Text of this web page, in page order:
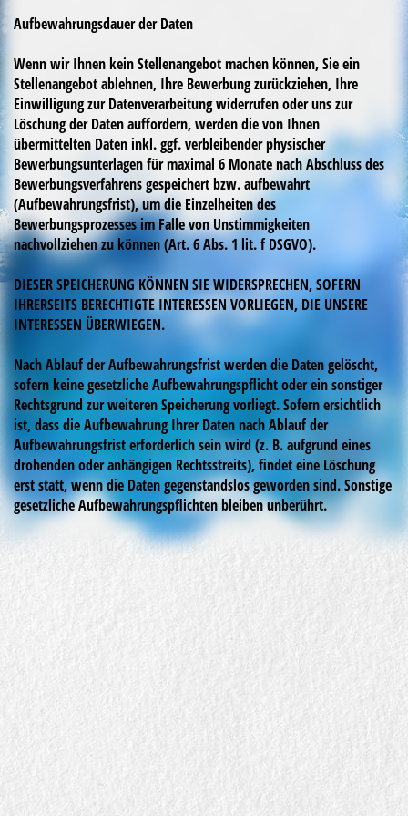
Aufbewahrungsdauer der Daten
Wenn wir Ihnen kein Stellenangebot machen können, Sie ein
Stellenangebot ablehnen, Ihre Bewerbung zurückziehen, Ihre
Einwilligung zur Datenverarbeitung widerrufen oder uns zur
Löschung der Daten auffordern, werden die von Ihnen
übermittelten Daten inkl. ggf. verbleibender physischer
Bewerbungsunterlagen für maximal 6 Monate nach Abschluss des
Bewerbungsverfahrens gespeichert bzw. aufbewahrt
(Aufbewahrungsfrist), um die Einzelheiten des
Bewerbungsprozesses im Falle von Unstimmigkeiten
nachvollziehen zu können (Art. 6 Abs. 1 lit. f DSGVO).
DIESER SPEICHERUNG KÖNNEN SIE WIDERSPRECHEN, SOFERN
IHRERSEITS BERECHTIGTE INTERESSEN VORLIEGEN, DIE UNSERE
INTERESSEN ÜBERWIEGEN.
Nach Ablauf der Aufbewahrungsfrist werden die Daten gelöscht,
sofern keine gesetzliche Aufbewahrungspflicht oder ein sonstiger
Rechtsgrund zur weiteren Speicherung vorliegt. Sofern ersichtlich
ist, dass die Aufbewahrung Ihrer Daten nach Ablauf der
Aufbewahrungsfrist erforderlich sein wird (z. B. aufgrund eines
drohenden oder anhängigen Rechtsstreits), findet eine Löschung
erst statt, wenn die Daten gegenstandslos geworden sind. Sonstige
gesetzliche Aufbewahrungspflichten bleiben unberührt.